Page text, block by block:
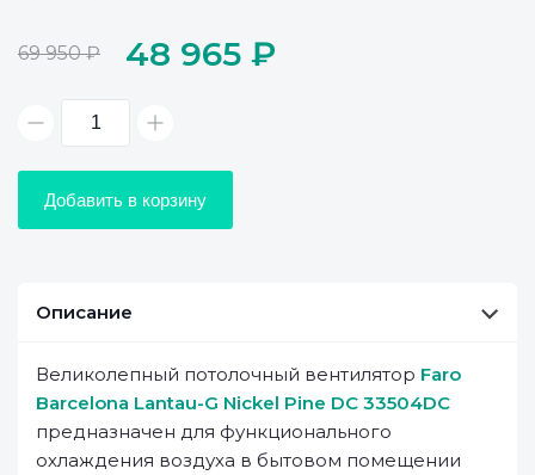
69 950 ₽ 48 965 ₽
Добавить в корзину
Описание
Великолепный потолочный вентилятор Faro
Barcelona Lantau-G Nickel Pine DC 33504DC
предназначен для функционального
охлаждения воздуха в бытовом помещении